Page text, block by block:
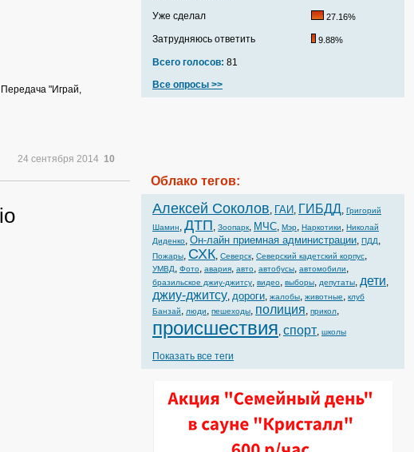
"Играй,
24 сентября 2014 10
Уже сделал 27.16%
Затрудняюсь ответить 9.88%
Всего голосов: 81
Все опросы >>
Облако тегов:
Алексей Соколов, ГАИ, ГИБДД, Григорий
Шамин, ДТП, Зоопарк, МЧС, Мэр, Наркотики, Николай
Диденко, Он-лайн приемная администрации, ПДД,
Пожары, СХК, Северск, Северский кадетский корпус,
УМВД, Фото, авария, авто, автобусы, автомобили,
бразильское джиу-джитсу, видео, выборы, депутаты, дети,
джиу-джитсу, дороги, жалобы, животные, клуб
Банзай, люди, пешеходы, полиция, прикол,
происшествия, спорт, школы
Показать все теги